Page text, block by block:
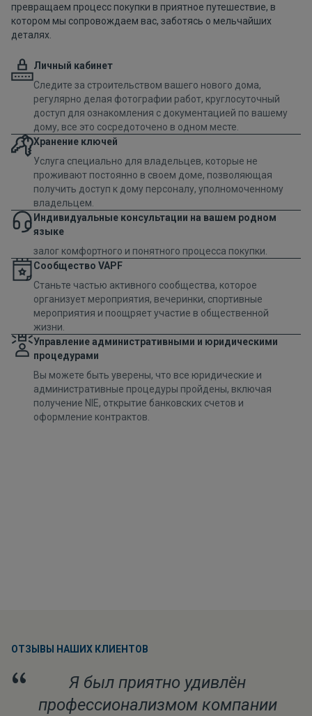
превращаем процесс покупки в приятное путешествие, в
котором мы сопровождаем вас, заботясь о мельчайших
деталях.
Личный кабинет
Следите за строительством вашего нового дома,
регулярно делая фотографии работ, круглосуточный
доступ для ознакомления с документацией по вашему
дому, все это сосредоточено в одном месте.
Хранение ключей
Услуга специально для владельцев, которые не
проживают постоянно в своем доме, позволяющая
получить доступ к дому персоналу, уполномоченному
владельцем.
Индивидуальные консультации на вашем родном
языке
залог комфортного и понятного процесса покупки.
Сообщество VAPF
Станьте частью активного сообщества, которое
организует мероприятия, вечеринки, спортивные
мероприятия и поощряет участие в общественной
жизни.
Управление административными и юридическими
процедурами
Вы можете быть уверены, что все юридические и
административные процедуры пройдены, включая
получение NIE, открытие банковских счетов и
оформление контрактов.
ОТЗЫВЫ НАШИХ КЛИЕНТОВ
“
Я был приятно удивлён
профессионализмом компании